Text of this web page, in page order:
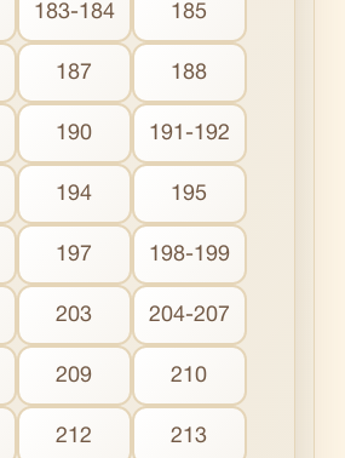
183-184 185
187 188
190 191-192
194 195
197 198-199
203 204-207
209 210
212 213